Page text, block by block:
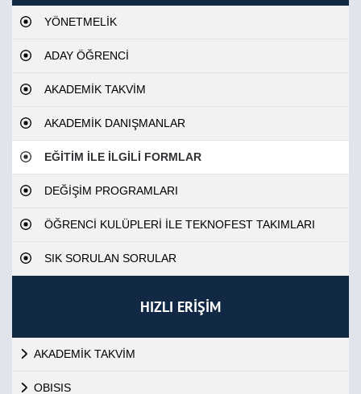
YÖNETMELİK
ADAY ÖĞRENCİ
AKADEMİK TAKVİM
AKADEMİK DANIŞMANLAR
EĞİTİM İLE İLGİLİ FORMLAR
DEĞİŞİM PROGRAMLARI
ÖĞRENCİ KULÜPLERİ İLE TEKNOFEST TAKIMLARI
SIK SORULAN SORULAR
HIZLI ERİŞİM
AKADEMİK TAKVİM
OBISIS